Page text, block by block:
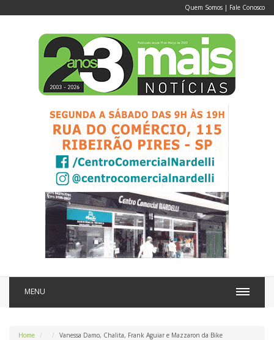
Quem Somos | Fale Conosco
MENU
Home Vanessa Damo, Chalita, Frank Aguiar e Mazzaron da Bike